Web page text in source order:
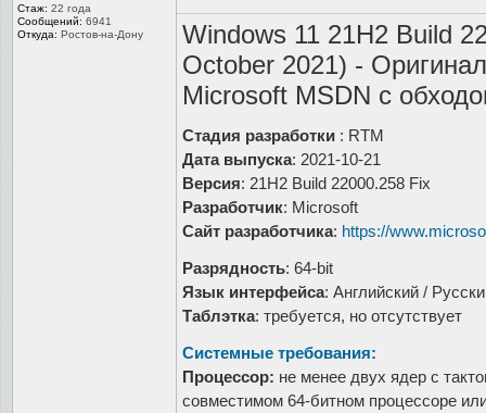
Стаж: 22 года
Сообщений: 6941
Откуда: Ростов-на-Дону
Windows 11 21H2 Build
October 2021) -
Microsoft MSDN с
Стадия разработки : RTM
Дата выпуска: 2021-10-21
Версия: 21H2 Build 22000.258 Fix
Разработчик: Microsoft
Сайт разработчика: https://
Разрядность: 64-bit
Язык интерфейса: Английский /
Таблэтка: требуется, но отсутствует
Системные требования:
Процессор: не менее двух ядер с
совместимом 64-битном процессоре